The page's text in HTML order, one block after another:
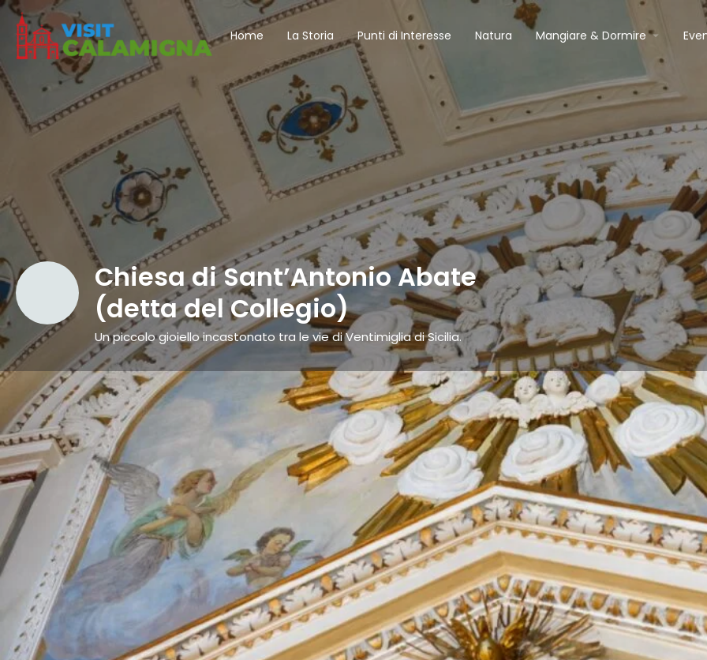
Home La Storia Punti di Interesse Natura Mangiare & Dormire
Chiesa di Sant’Antonio Abate
(detta del Collegio)
Un piccolo gioiello incastonato tra le vie di Ventimiglia di Sicilia.
DESCRIZIONE
Benvenuti alla Chiesa di Sant’Antonio Abate, un piccolo gioiello
incastonato tra le vie di Ventimiglia di Sicilia. Costruita intorno alla metà
del Seicento, conserva ancora oggi tutta la sua eleganza originaria grazie
agli
stucchi barocchie alle decorazioni antiche che ne impreziosiscono
gli interni.
Inizialmente dedicata alleAnime Sante del Purgatorio, fu in seguito
intitolata a
Sant’Antonio Abate. L’edificio venne poi affidato alla
Congregazione delle Suore Collegine della Sacra Famiglia, che ancora
oggi se ne prendono cura con affetto e devozione.
Leggi di più
AUDIO GUIDA
Audio
Player
Audio
Player
00:00
Audio
Player
Audio
Player
00:00